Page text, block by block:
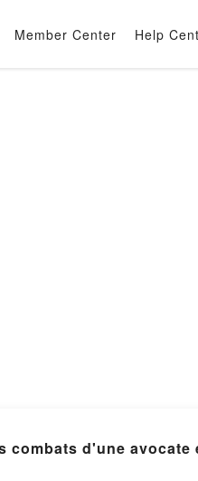
Member Center Help
combats d'une